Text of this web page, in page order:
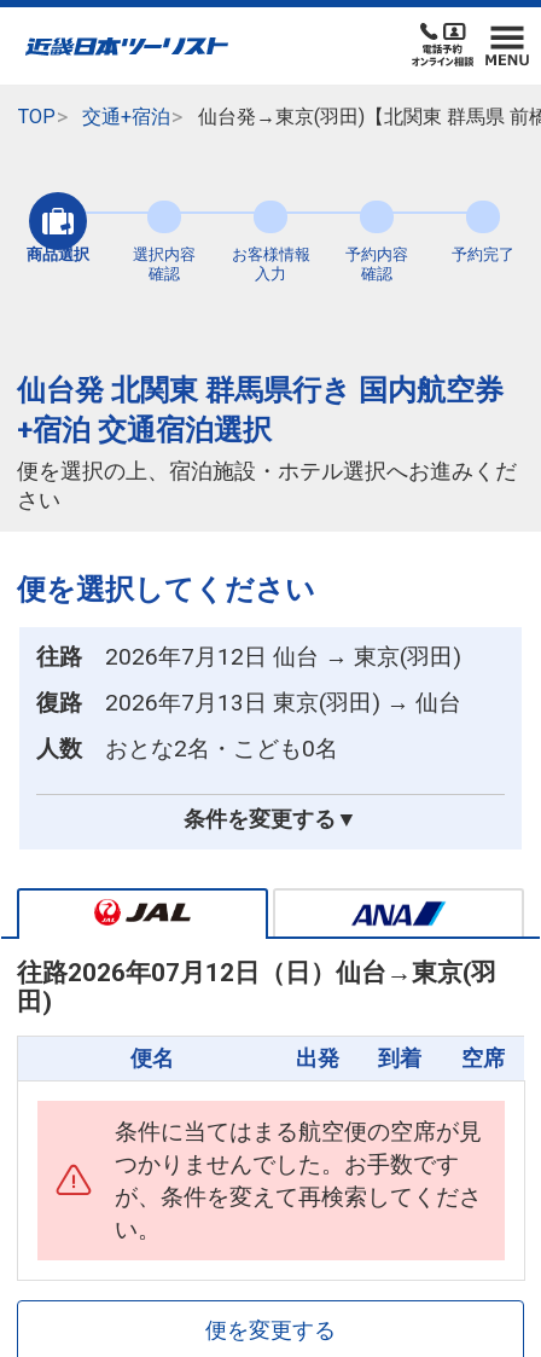
TOP 交通+宿泊 仙台発→東京(羽田)【北関東 群馬県 前
商品選択
選択内容
確認
お客様情報
入力
予約内容
確認
予約完了
仙台発 北関東 群馬県行き 国内航空券
+宿泊 交通宿泊選択
便を選択の上、宿泊施設・ホテル選択へお進みくだ
さい
便を選択してください
往路
2026年7月12日 仙台 → 東京(羽田)
復路
2026年7月13日 東京(羽田) → 仙台
人数
おとな2名・こども0名
条件を変更する▼
往路2026年07月12日（日） 仙台 →東京(羽
田)
便名 出発 到着 空席
条件に当てはまる航空便の空席が見
つかりませんでした。お手数です
が、条件を変えて再検索してくださ
い。
便を変更する